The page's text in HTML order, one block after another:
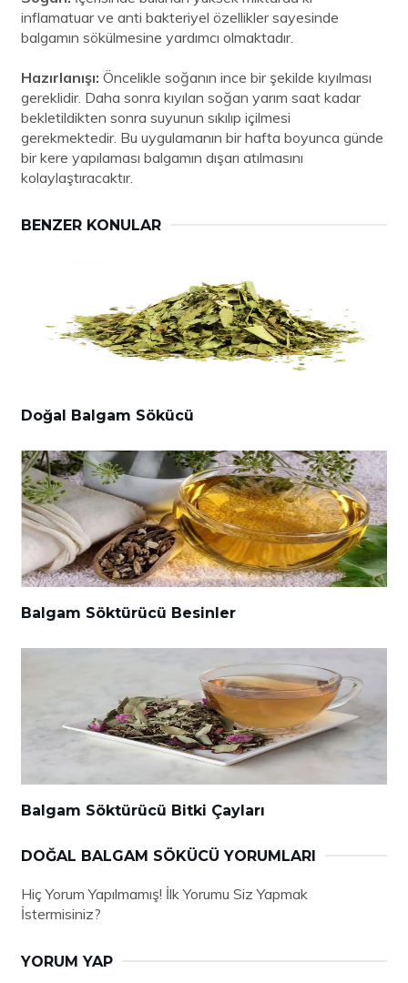
inflamatuar ve anti bakteriyel özellikler sayesinde
balgamın sökülmesine yardımcı olmaktadır.
Hazırlanışı: Öncelikle soğanın ince bir şekilde kıyılması
gereklidir. Daha sonra kıyılan soğan yarım saat kadar
bekletildikten sonra suyunun sıkılıp içilmesi
gerekmektedir. Bu uygulamanın bir hafta boyunca günde
bir kere yapılaması balgamın dışarı atılmasını
kolaylaştıracaktır.
BENZER KONULAR
Doğal Balgam Sökücü
Balgam Söktürücü Besinler
Balgam Söktürücü Bitki Çayları
DOĞAL BALGAM SÖKÜCÜ YORUMLARI
Hiç Yorum Yapılmamış! İlk Yorumu Siz Yapmak
İstermisiniz?
YORUM YAP